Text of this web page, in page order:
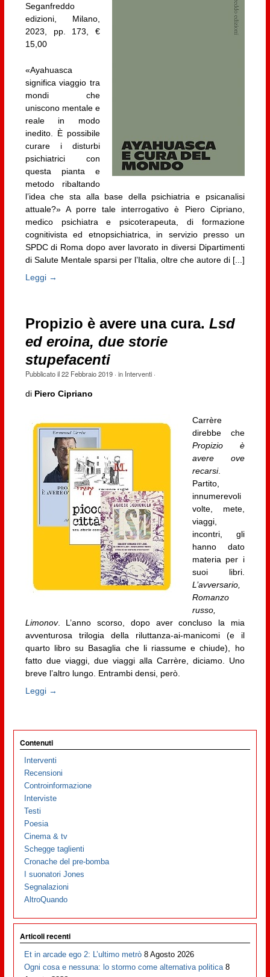
Seganfreddo
edizioni, Milano,
2023, pp. 173, €
15,00
«Ayahuasca
significa viaggio tra
mondi che
uniscono mentale e
reale in modo
inedito. È possibile
curare i disturbi
psichiatrici con
questa pianta e
metodo ribaltando
l’idea che sta alla base della psichiatria e psicanalisi
attuale?» A porre tale interrogativo è Piero Cipriano,
medico psichiatra e psicoterapeuta, di formazione
cognitivista ed etnopsichiatrica, in servizio presso un
SPDC di Roma dopo aver lavorato in diversi Dipartimenti
di Salute Mentale sparsi per l’Italia, oltre che autore di [...]
Leggi →
Propizio è avere una cura. Lsd
ed eroina, due storie
stupefacenti
Pubblicato il22 Febbraio 2019· in Interventi·
di Piero Cipriano
Carrère
direbbe che
Propizio è
avere ove
recarsi.
Partito,
innumerevoli
volte, mete,
viaggi,
incontri, gli
hanno dato
materia per i
suoi libri.
L’avversario,
Romanzo
russo,
Limonov. L’anno scorso, dopo aver concluso la mia
avventurosa trilogia della riluttanza-ai-manicomi (e il
quarto libro su Basaglia che li riassume e chiude), ho
fatto due viaggi, due viaggi alla Carrère, diciamo. Uno
breve l’altro lungo. Entrambi densi, però.
Leggi →
Contenuti
Interventi
Recensioni
Controinformazione
Interviste
Testi
Poesia
Cinema & tv
Schegge taglienti
Cronache del pre-bomba
I suonatori Jones
Segnalazioni
AltroQuando
Articoli recenti
Et in arcade ego 2: L’ultimo metrò 8 Agosto 2026
Ogni cosa e nessuna: lo stormo come alternativa politica 8